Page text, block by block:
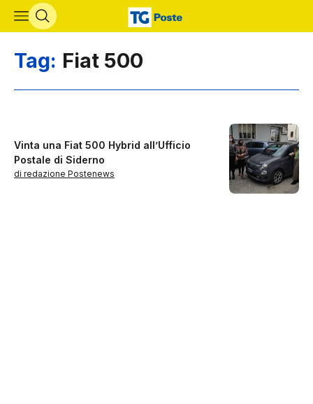
Vai al contenuto principale
Tag: Fiat 500
Vinta una Fiat 500 Hybrid all’Ufficio
Postale di Siderno
di redazione Postenews